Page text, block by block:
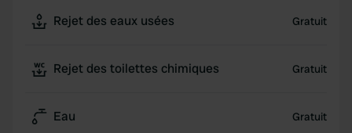
Rejet des eaux usées Gratuit
Rejet des toilettes chimiques Gratuit
Eau Gratuit